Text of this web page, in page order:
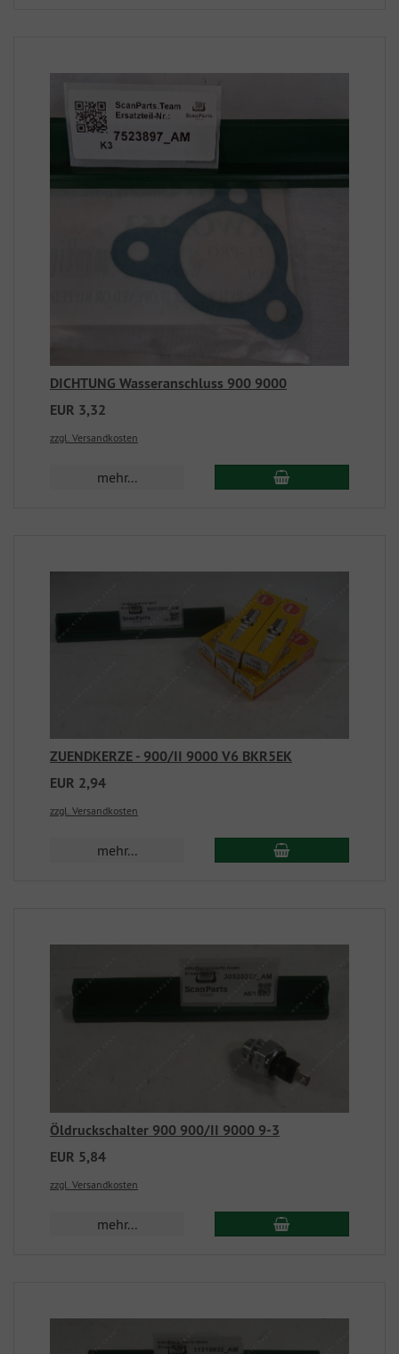
DICHTUNG Wasseranschluss 900 9000
EUR 3,32
zzgl. Versandkosten
mehr...
ZUENDKERZE - 900/II 9000 V6 BKR5EK
EUR 2,94
zzgl. Versandkosten
mehr...
Öldruckschalter 900 900/II 9000 9-3
EUR 5,84
zzgl. Versandkosten
mehr...